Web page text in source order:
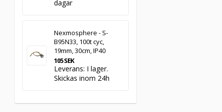
dagar
Nexmosphere - S-
B95N33, 100t cyc,
19mm, 30cm, IP40
105 SEK
Leverans: I lager.
Skickas inom 24h